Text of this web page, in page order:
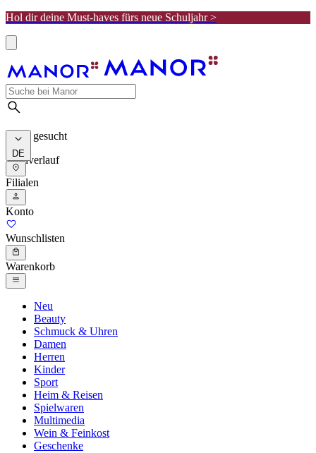
Hol dir deine Must-haves fürs neue Schuljahr >
Meist gesucht
Suchverlauf
DE
Filialen
Konto
Wunschlisten
Warenkorb
Neu
Beauty
Schmuck & Uhren
Damen
Herren
Kinder
Sport
Heim & Reisen
Spielwaren
Multimedia
Wein & Feinkost
Geschenke